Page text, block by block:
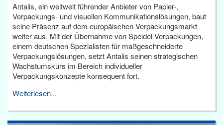
Antalis, ein weltweit führender Anbieter von Papier-,
Verpackungs- und visuellen Kommunikationslösungen, baut
seine Präsenz auf dem europäischen Verpackungsmarkt
weiter aus. Mit der Übernahme von Speidel Verpackungen,
einem deutschen Spezialisten für maßgeschneiderte
Verpackungslösungen, setzt Antalis seinen strategischen
Wachstumskurs im Bereich individueller
Verpackungskonzepte konsequent fort.
Weiterlesen...